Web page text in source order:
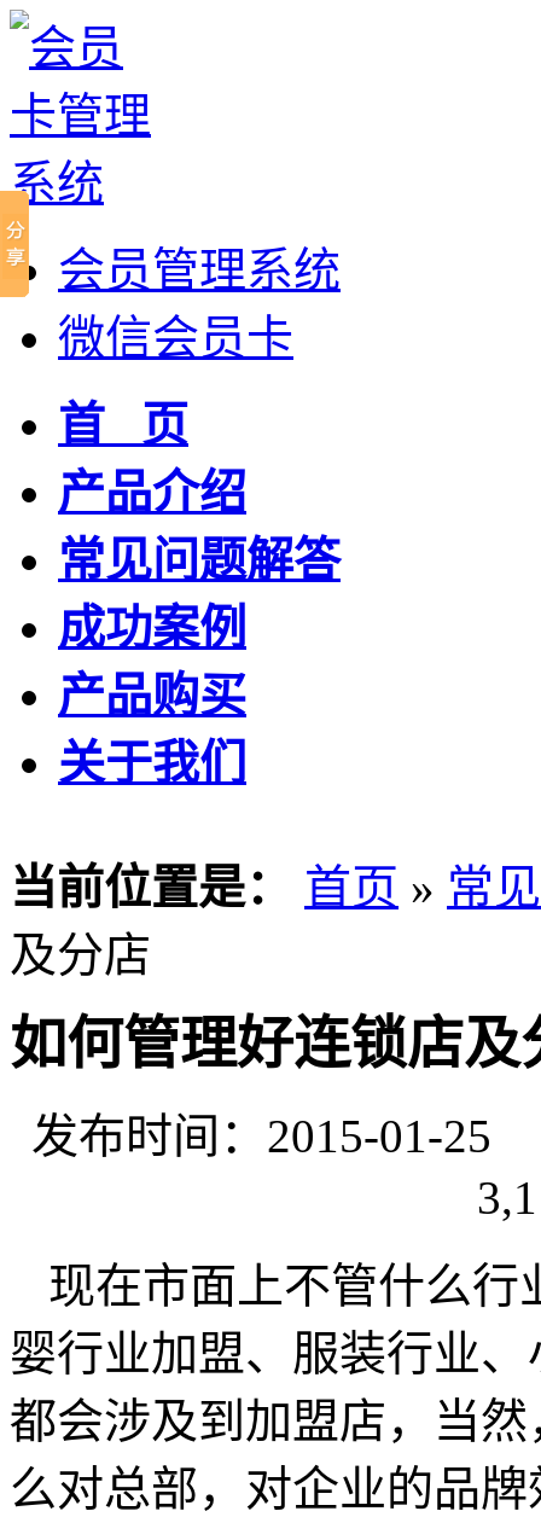
会员管理系统
微信会员卡
首 页
产品介绍
常见问题解答
成功案例
产品购买
关于我们
当前位置是： 首页 » 常
及分店
如何管理好连锁店及
发布时间：2015-01-
现在市面上不管什么行
婴行业加盟、服装行业
都会涉及到加盟店，当
么对总部，对企业的品